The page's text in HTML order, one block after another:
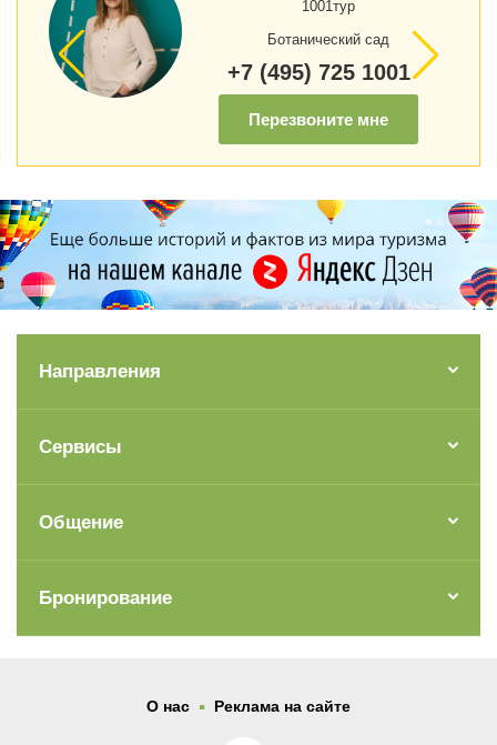
1001тур
Ботанический сад
+7 (495) 725 1001
Перезвоните мне
Направления
Сервисы
Общение
Бронирование
О нас . Реклама на сайте